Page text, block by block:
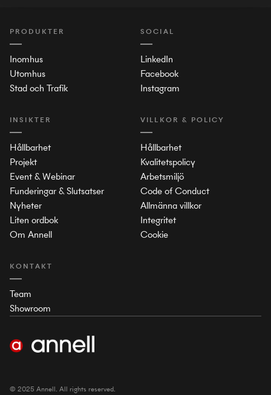
PRODUKTER
Inomhus
Utomhus
Stad och Trafik
INSIKTER
Hållbarhet
Projekt
Event & Webinar
Funderingar & Slutsatser
Nyheter
Liten ordbok
Om Annell
KONTAKT
Team
Showroom
SOCIAL
LinkedIn
Facebook
Instagram
VILLKOR & POLICY
Hållbarhet
Kvalitetspolicy
Arbetsmiljö
Code of Conduct
Allmänna villkor
Integritet
Cookie
© 2025 Annell. All rights reserved.